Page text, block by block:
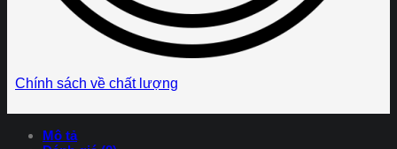
Chính sách về chất lượng
Mô tả